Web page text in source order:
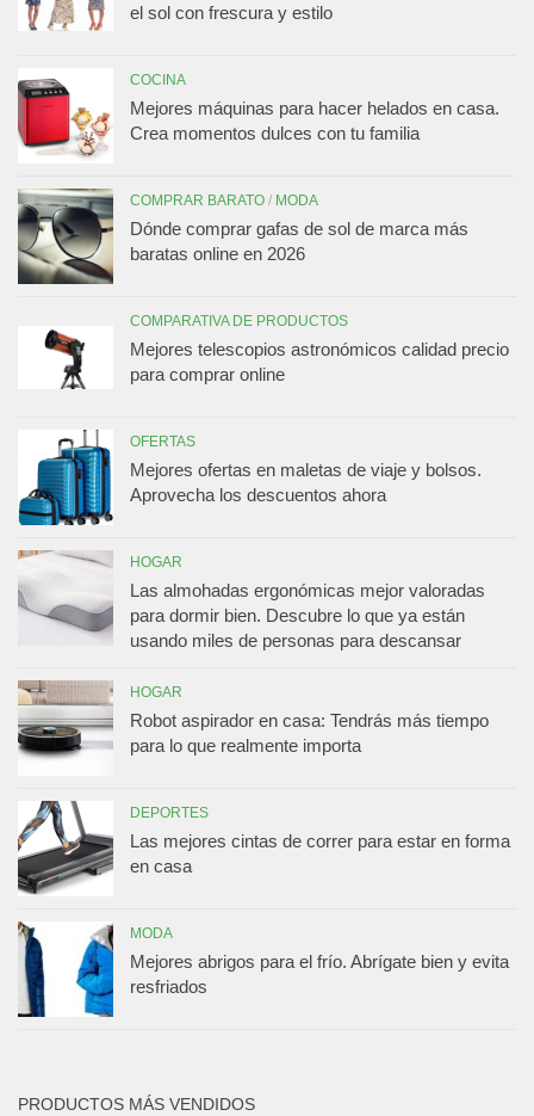
el sol con frescura y estilo
COCINA
Mejores máquinas para hacer helados en casa.
Crea momentos dulces con tu familia
COMPRAR BARATO / MODA
Dónde comprar gafas de sol de marca más
baratas online en 2026
COMPARATIVA DE PRODUCTOS
Mejores telescopios astronómicos calidad precio
para comprar online
OFERTAS
Mejores ofertas en maletas de viaje y bolsos.
Aprovecha los descuentos ahora
HOGAR
Las almohadas ergonómicas mejor valoradas
para dormir bien. Descubre lo que ya están
usando miles de personas para descansar
HOGAR
Robot aspirador en casa: Tendrás más tiempo
para lo que realmente importa
DEPORTES
Las mejores cintas de correr para estar en forma
en casa
MODA
Mejores abrigos para el frío. Abrígate bien y evita
resfriados
PRODUCTOS MÁS VENDIDOS